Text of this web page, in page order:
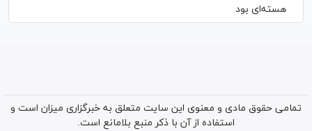
هسته‌ای بود
تمامی حقوق مادی و معنوی این سایت متعلق به خبرگزاری میزان است و
استفاده از آن با ذکر منبع بلامانع است.